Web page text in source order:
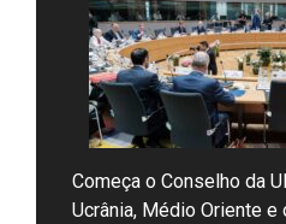
Começa o Conselho da
Ucrânia, Médio Oriente e